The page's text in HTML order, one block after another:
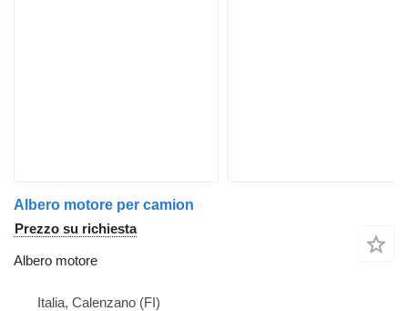
Albero motore per camion
Prezzo su richiesta
Albero motore
Italia, Calenzano (FI)